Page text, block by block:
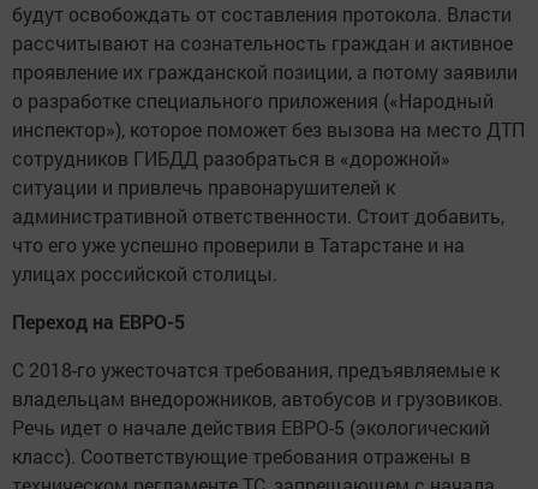
будут освобождать от составления протокола. Власти
рассчитывают на сознательность граждан и активное
проявление их гражданской позиции, а потому заявили
о разработке специального приложения («Народный
инспектор»), которое поможет без вызова на место ДТП
сотрудников ГИБДД разобраться в «дорожной»
ситуации и привлечь правонарушителей к
административной ответственности. Стоит добавить,
что его уже успешно проверили в Татарстане и на
улицах российской столицы.
Переход на ЕВРО-5
С 2018-го ужесточатся требования, предъявляемые к
владельцам внедорожников, автобусов и грузовиков.
Речь идет о начале действия ЕВРО-5 (экологический
класс). Соответствующие требования отражены в